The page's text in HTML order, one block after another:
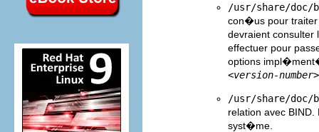
/usr/share/doc/
con�us pour
devraient consulter
effectuer pour
options
<version-number>
/usr/share/doc/
relation avec
syst�me.